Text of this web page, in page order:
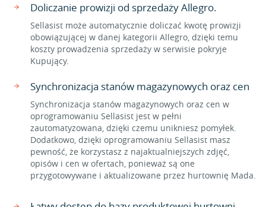
Doliczanie prowizji od sprzedaży Allegro.
Sellasist może automatycznie doliczać kwotę prowizji
obowiązującej w danej kategorii Allegro, dzięki temu
koszty prowadzenia sprzedaży w serwisie pokryje
Kupujący.
Synchronizacja stanów magazynowych oraz cen
Synchronizacja stanów magazynowych oraz cen w
oprogramowaniu Sellasist jest w pełni
zautomatyzowana, dzięki czemu unikniesz pomyłek.
Dodatkowo, dzięki oprogramowaniu Sellasist masz
pewność, że korzystasz z najaktualniejszych zdjęć,
opisów i cen w ofertach, ponieważ są one
przygotowywane i aktualizowane przez hurtownię Mada.